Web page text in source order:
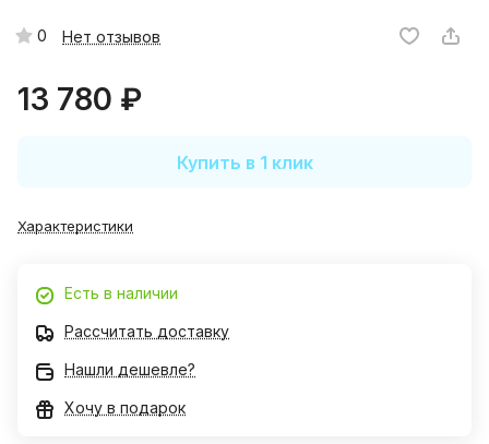
0 Нет отзывов
13 780 ₽
Купить в 1 клик
Характеристики
Есть в наличии
Рассчитать доставку
Нашли дешевле?
Хочу в подарок